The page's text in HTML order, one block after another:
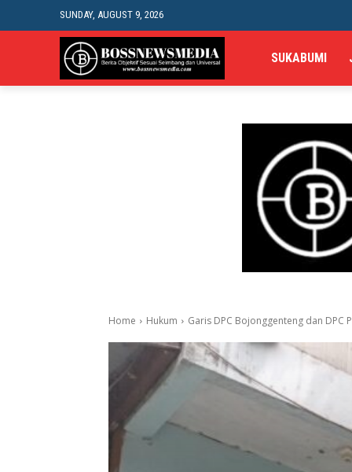
SUNDAY, AUGUST 9, 2026
SUKABUMI
Home Hukum Garis DPC Bojonggenteng dan DPC